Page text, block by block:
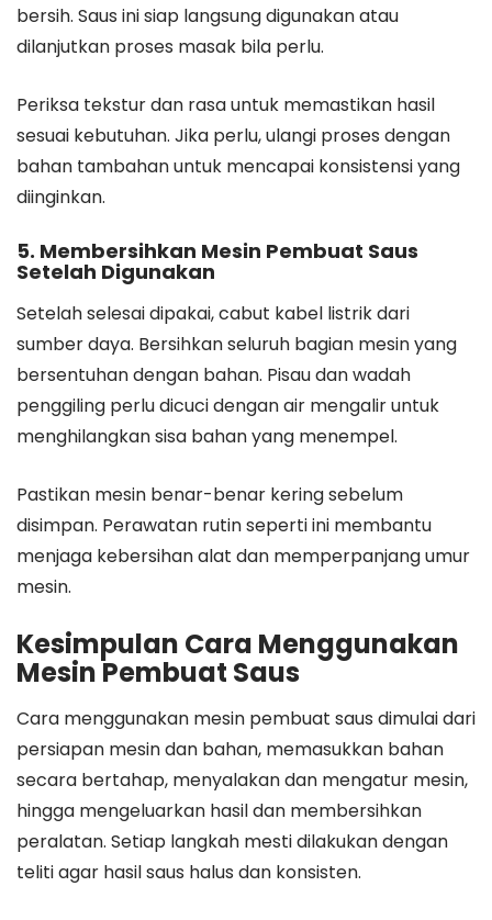
bersih. Saus ini siap langsung digunakan atau
dilanjutkan proses masak bila perlu.
Periksa tekstur dan rasa untuk memastikan hasil
sesuai kebutuhan. Jika perlu, ulangi proses dengan
bahan tambahan untuk mencapai konsistensi yang
diinginkan.
5. Membersihkan Mesin Pembuat Saus
Setelah Digunakan
Setelah selesai dipakai, cabut kabel listrik dari
sumber daya. Bersihkan seluruh bagian mesin yang
bersentuhan dengan bahan. Pisau dan wadah
penggiling perlu dicuci dengan air mengalir untuk
menghilangkan sisa bahan yang menempel.
Pastikan mesin benar-benar kering sebelum
disimpan. Perawatan rutin seperti ini membantu
menjaga kebersihan alat dan memperpanjang umur
mesin.
Kesimpulan Cara Menggunakan
Mesin Pembuat Saus
Cara menggunakan mesin pembuat saus dimulai dari
persiapan mesin dan bahan, memasukkan bahan
secara bertahap, menyalakan dan mengatur mesin,
hingga mengeluarkan hasil dan membersihkan
peralatan. Setiap langkah mesti dilakukan dengan
teliti agar hasil saus halus dan konsisten.